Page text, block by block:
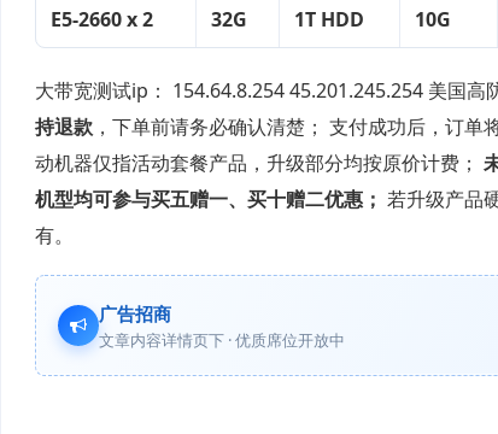
E5-2660 x 2 32G 1T HDD 10G
大带宽测试ip： 154.64.8.254 45.201.245.254 美国高
持退款 ，下单前请务必确认清楚； 支付成功后，订
动机器仅指活动套餐产品，升级部分均按原价计费；
机型均可参与买五赠一、买十赠二优惠； 若升级产品
有。
广告招商
文章内容详情页下 · 优质席位开放中